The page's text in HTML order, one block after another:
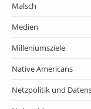
Malsch
Medien
Milleniumsziele
Native Americans
Netzpolitik und